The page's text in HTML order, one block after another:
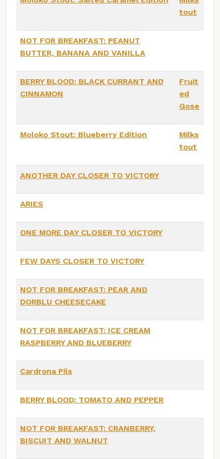
tout
NOT FOR BREAKFAST: PEANUT
BUTTER, BANANA AND VANILLA
BERRY BLOOD: BLACK CURRANT AND
CINNAMON
Fruit
ed
Gose
Moloko Stout: Blueberry Edition
Milks
tout
ANOTHER DAY CLOSER TO VICTORY
ARIES
ONE MORE DAY CLOSER TO VICTORY
FEW DAYS CLOSER TO VICTORY
NOT FOR BREAKFAST: PEAR AND
DORBLU CHEESECAKE
NOT FOR BREAKFAST: ICE CREAM
RASPBERRY AND BLUEBERRY
Cardrona Pils
BERRY BLOOD: TOMATO AND PEPPER
NOT FOR BREAKFAST: CRANBERRY,
BISCUIT AND WALNUT